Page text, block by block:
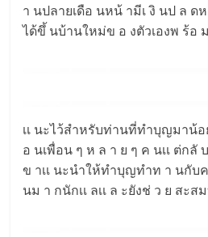
า นปลายเดือ นหน้ ามีเ งิ นป ล ด
ได้ขึ้ นบ้านใหม่ข อ งตัวเองพ ร้อ
เเ นะไว้สำหรับท่านที่ทำบุญมาน้อ
อ นเพื่อน ๆ ห ล า ย ๆ ค นเเ ต่กลั
ข าเเ นะนำให้ทำบุญทำท า นกับ
นม า กนักเเ ลเเ ล ะยังช่ ว ย สะ